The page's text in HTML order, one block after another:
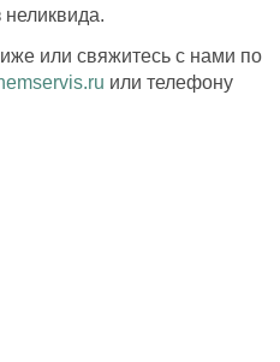
или свяжитесь с нами по
или телефону